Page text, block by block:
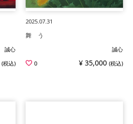
誠心
(税込)
2025.07.31
舞 う
誠心
0
¥ 35,000 (税込)